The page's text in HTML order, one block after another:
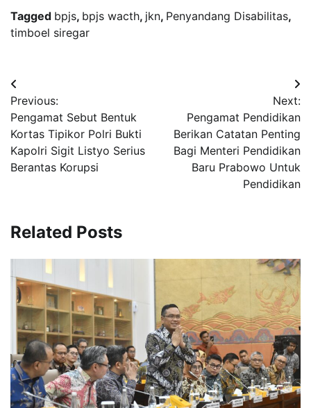
Tagged bpjs, bpjs wacth, jkn, Penyandang Disabilitas,
timboel siregar
Navigasi
pos
Previous:
Pengamat Sebut Bentuk
Kortas Tipikor Polri Bukti
Kapolri Sigit Listyo Serius
Berantas Korupsi
Next:
Pengamat Pendidikan
Berikan Catatan Penting
Bagi Menteri Pendidikan
Baru Prabowo Untuk
Pendidikan
Related Posts